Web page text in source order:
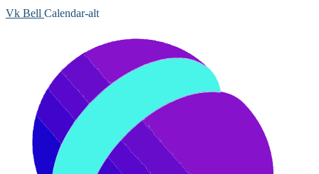
Vk Bell Calendar-alt